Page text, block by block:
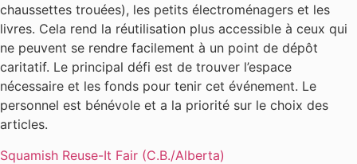
chaussettes trouées), les petits électroménagers et les
livres. Cela rend la réutilisation plus accessible à ceux qui
ne peuvent se rendre facilement à un point de dépôt
caritatif. Le principal défi est de trouver l’espace
nécessaire et les fonds pour tenir cet événement. Le
personnel est bénévole et a la priorité sur le choix des
articles.
Squamish Reuse-It Fair (C.B./Alberta)